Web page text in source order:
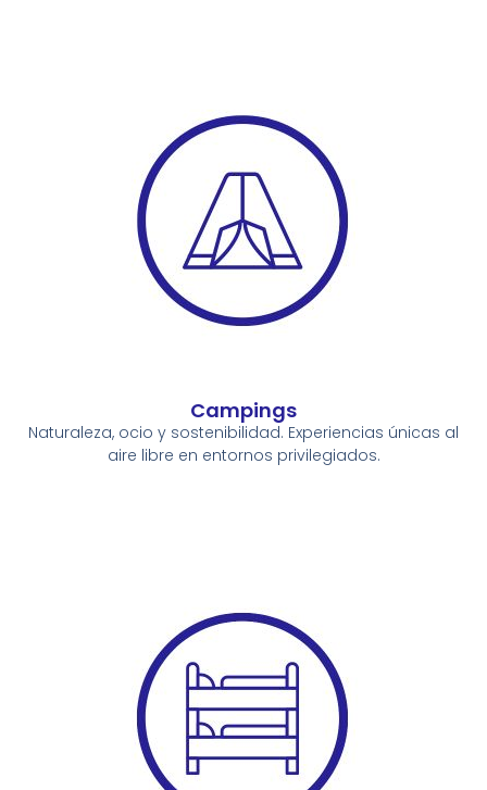
Campings
Naturaleza, ocio y sostenibilidad. Experiencias únicas al
aire libre en entornos privilegiados.